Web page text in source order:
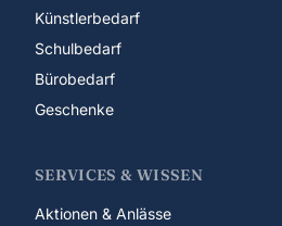
Künstlerbedarf
Schulbedarf
Bürobedarf
Geschenke
SERVICES & WISSEN
Aktionen & Anlässe